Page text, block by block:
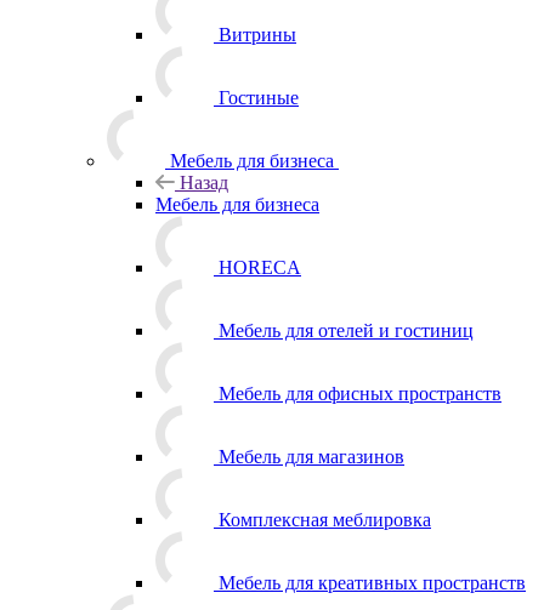
Витрины
Гостиные
Мебель для бизнеса
Назад
Мебель для бизнеса
HORECA
Мебель для отелей и гостиниц
Мебель для офисных пространств
Мебель для магазинов
Комплексная меблировка
Мебель для креативных пространств